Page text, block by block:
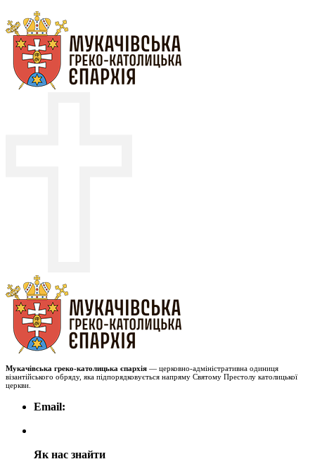
Мукачівська греко-католицька єпархія — церковно-адміністративна одиниця
візантійського обряду, яка підпорядковується напряму Святому Престолу католицької
церкви.
Email:
Як нас знайти